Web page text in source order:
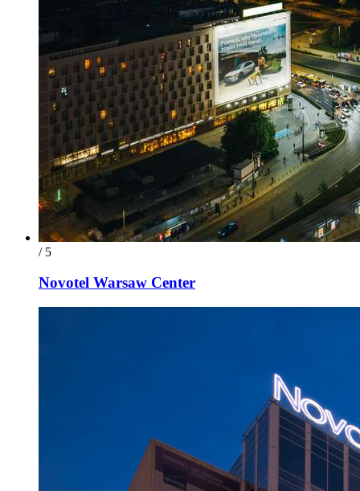
/ 5
Novotel Warsaw Center